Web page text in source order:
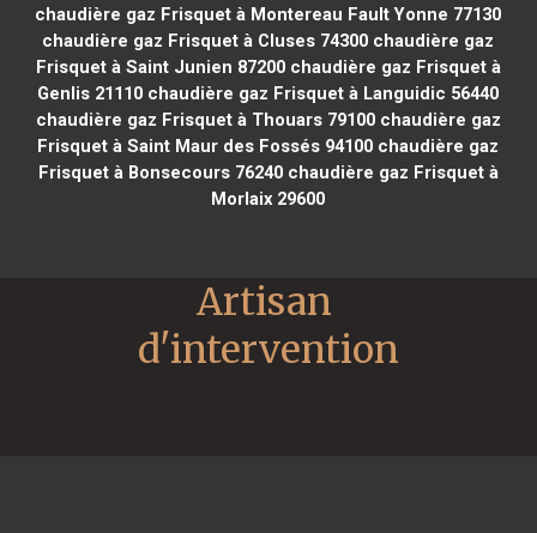
chaudière gaz Frisquet à Montereau Fault Yonne 77130
chaudière gaz Frisquet à Cluses 74300 chaudière gaz
Frisquet à Saint Junien 87200chaudière gaz Frisquet à
Genlis 21110 chaudière gaz Frisquet à Languidic 56440
chaudière gaz Frisquet à Thouars 79100chaudière gaz
Frisquet à Saint Maur des Fossés 94100 chaudière gaz
Frisquet à Bonsecours 76240chaudière gaz Frisquet à
Morlaix 29600
Artisan
d'intervention